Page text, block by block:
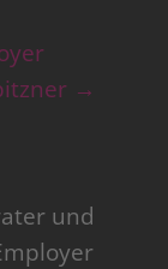
→
und